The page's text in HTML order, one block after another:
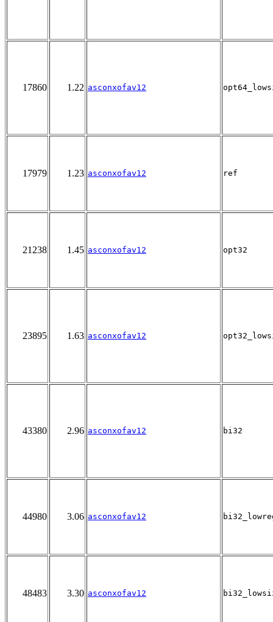
17860 1.22 asconxofav12
17979 1.23 asconxofav12 ref
21238 1.45 asconxofav12 opt32
23895 1.63 asconxofav12
43380 2.96 asconxofav12 bi32
44980 3.06 asconxofav12
48483 3.30 asconxofav12